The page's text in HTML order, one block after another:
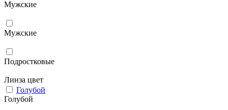
Мужcкие
Мужские
Подростковые
Линза цвет
Голубой
Голубой